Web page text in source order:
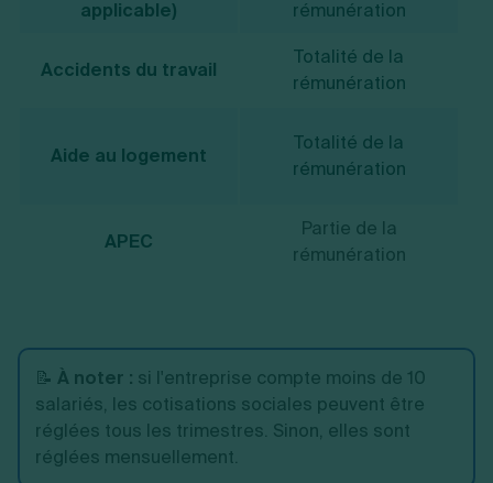
applicable)
rémunération
Accidents du travail
Totalité de la
rémunération
Aide au logement
Totalité de la
rémunération
APEC
Partie de la
rémunération
📝 À noter : si l'entreprise compte moins de 10
salariés, les cotisations sociales peuvent être
réglées tous les trimestres. Sinon, elles sont
réglées mensuellement.